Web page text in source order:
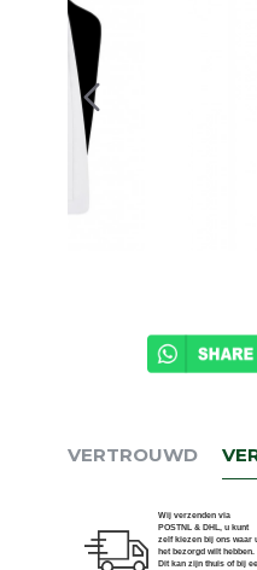
VERTROUWD
Wij verzenden via
POSTNL & DHL, u kunt
zelf kiezen bij ons waar
het bezorgd wilt hebben.
Dit kan zijn thuis of bij